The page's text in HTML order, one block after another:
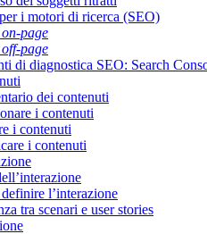
i motori di ricerca (SEO)
on-page
off-page
di diagnostica SEO: Search
dei contenuti
i contenuti
i contenuti
i contenuti
l’interazione
tra scenari e user stories